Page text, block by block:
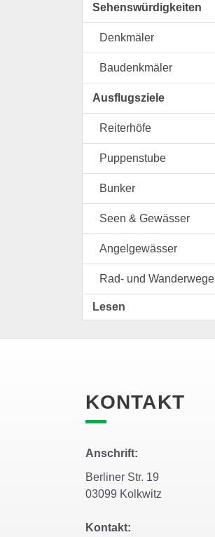
Sehenswürdigkeiten
Denkmäler
Baudenkmäler
Ausflugsziele
Reiterhöfe
Puppenstube
Bunker
Seen & Gewässer
Angelgewässer
Rad- und Wanderwege
Lesen
KONTAKT
Anschrift:
Berliner Str. 19
03099 Kolkwitz
Kontakt: